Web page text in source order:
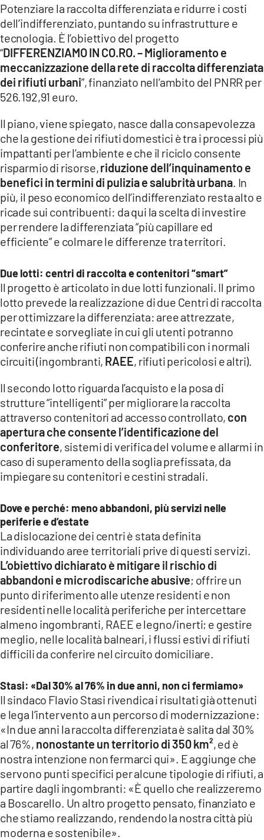
ILREGGINO.IT
COSENZACHANNEL.IT
ILVIBONESE.IT
CATANZAROCHANNEL.IT
LACAPITALENEWS.IT
App
ANDROID
APPLE
Potenziare la raccolta differenziata e ridurre i costi
dell’indifferenziato, puntando su infrastrutture e
tecnologia. È l’obiettivo del progetto
“DIFFERENZIAMO IN CO.RO. – Miglioramento e
meccanizzazione della rete di raccolta differenziata
dei rifiuti urbani”, finanziato nell’ambito del PNRR per
526.192,91 euro.
Il piano, viene spiegato, nasce dalla consapevolezza
che la gestione dei rifiuti domestici è tra i processi più
impattanti per l’ambiente e che il riciclo consente
risparmio di risorse,riduzione dell’inquinamento e
benefici in termini di pulizia e salubrità urbana . In
più, il peso economico dell’indifferenziato resta alto e
ricade sui contribuenti: da qui la scelta di investire
per rendere la differenziata “più capillare ed
efficiente” e colmare le differenze tra territori.
Due lotti: centri di raccolta e contenitori “smart”
Il progetto è articolato in due lotti funzionali. Il primo
lotto prevede la realizzazione di due Centri di raccolta
per ottimizzare la differenziata: aree attrezzate,
recintate e sorvegliate in cui gli utenti potranno
conferire anche rifiuti non compatibili con i normali
circuiti (ingombranti, RAEE, rifiuti pericolosi e altri).
Il secondo lotto riguarda l’acquisto e la posa di
strutture “intelligenti” per migliorare la raccolta
attraverso contenitori ad accesso controllato, con
apertura che consente l’identificazione del
conferitore, sistemi di verifica del volume e allarmi in
caso di superamento della soglia prefissata, da
impiegare su contenitori e cestini stradali.
Dove e perché: meno abbandoni, più servizi nelle
periferie e d’estate
La dislocazione dei centri è stata definita
individuando aree territoriali prive di questi servizi.
L’obiettivo dichiarato è mitigare il rischio di
abbandoni e microdiscariche abusive; offrire un
punto di riferimento alle utenze residenti e non
residenti nelle località periferiche per intercettare
almeno ingombranti, RAEE e legno/inerti; e gestire
meglio, nelle località balneari, i flussi estivi di rifiuti
difficili da conferire nel circuito domiciliare.
Stasi: «Dal 30% al 76% in due anni, non ci fermiamo»
Il sindaco Flavio Stasi rivendica i risultati già ottenuti
e lega l’intervento a un percorso di modernizzazione:
«In due anni la raccolta differenziata è salita dal 30%
al 76%, nonostante un territorio di 350 km², ed è
nostra intenzione non fermarci qui». E aggiunge che
servono punti specifici per alcune tipologie di rifiuti, a
partire dagli ingombranti: «È quello che realizzeremo
a Boscarello. Un altro progetto pensato, finanziato e
che stiamo realizzando, rendendo la nostra città più
moderna e sostenibile».